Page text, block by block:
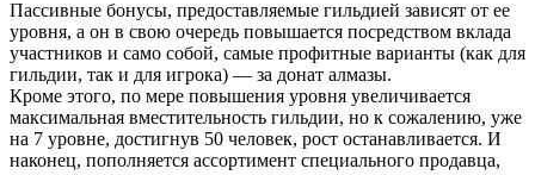
Пассивные бонусы, предоставляемые гильдией зависят от ее
уровня, а он в свою очередь повышается посредством вклада
участников и само собой, самые профитные варианты (как для
гильдии, так и для игрока) — за донат алмазы.
Кроме этого, по мере повышения уровня увеличивается
максимальная вместительность гильдии, но к сожалению, уже
на 7 уровне, достигнув 50 человек, рост останавливается. И
наконец, пополняется ассортимент специального продавца,